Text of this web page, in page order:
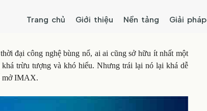
Trang chủ Giới thiệu Nền tảng Giải pháp
đại công nghệ bùng nổ, ai ai cũng sở hữu ít nhất một
trừu tượng và khó hiểu. Nhưng trái lại nó lại khá dễ
mở IMAX.